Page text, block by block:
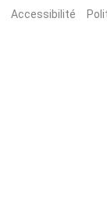
Accessibilité